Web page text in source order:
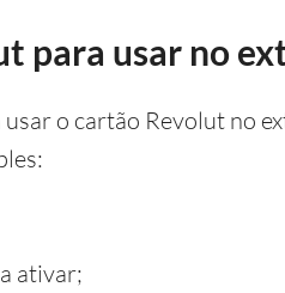
para usar no
o cartão Revolut no
ativar;